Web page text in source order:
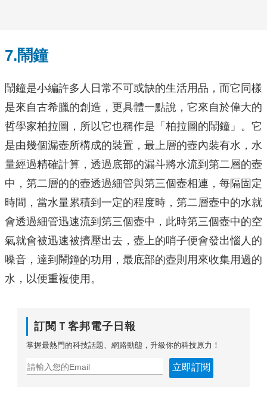
7.鬧鐘
鬧鐘是小編許多人日常不可或缺的生活用品，而它同樣
是來自古希臘的創造，更具體一點說，它來自於偉大的
哲學家柏拉圖，所以它也稱作是「柏拉圖的鬧鐘」。它
是由幾個漏壺所構成的裝置，最上層的壺內裝有水，水
量經過精確計算，透過底部的漏斗將水流到第二層的壺
中，第二層的的壺透過細管與第三個壺相連，每隔固定
時間，當水量累積到一定的程度時，第二層壺中的水就
會透過細管迅速流到第三個壺中，此時第三個壺中的空
氣就會被迅速被擠壓出去，壺上的哨子便會發出惱人的
噪音，達到鬧鐘的功用，最底部的壺則用來收集用過的
水，以便重複使用。
訂閱Ｔ客邦電子日報
掌握最熱門的科技話題、網路動態，升級你的科技原力！
立即訂閱